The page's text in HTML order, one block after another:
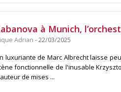
à Munich,
Adrian - 22/03/2025
luxuriante de Marc Albrecht laisse
fonctionnelle de l'inusable
de mises ...